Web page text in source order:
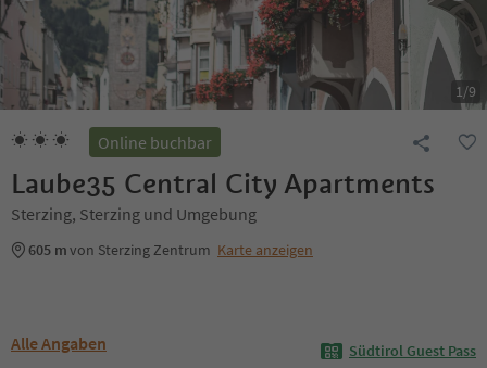
1/9
Online buchbar
Laube35 Central City Apartments
Sterzing, Sterzing und Umgebung
605 mvon Sterzing Zentrum Karte anzeigen
Alle Angaben Südtirol Guest Pass